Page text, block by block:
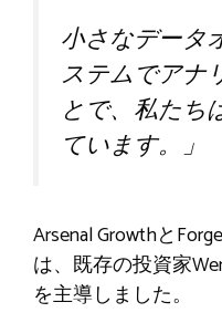
小さなデータ
ステムでアナ
とで、私たち
ています。」
Arsenal Growthと
は、既存の投資家
を主導しました。